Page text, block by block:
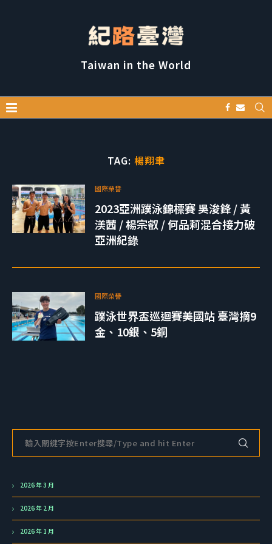
Taiwan in the World
TAG: 楊翔聿
國際榮譽
2023亞洲蹼泳錦標賽 吳浚鋒 / 黃
渼茜 / 楊宗叡 / 何品莉混合接力破
亞洲紀錄
國際榮譽
蹼泳世界盃巡迴賽美國站 臺灣摘9
金、10銀、5銅
2026 年 3 月
2026 年 2 月
2026 年 1 月